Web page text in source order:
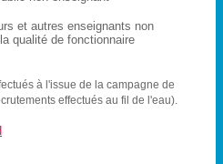
et autres enseignants non
qualité de fonctionnaire
à l'issue de la campagne de
effectués au fil de l'eau).